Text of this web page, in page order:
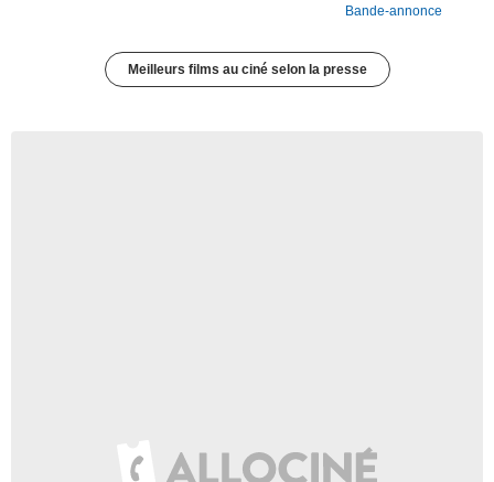
Bande-annonce
Meilleurs films au ciné selon la presse